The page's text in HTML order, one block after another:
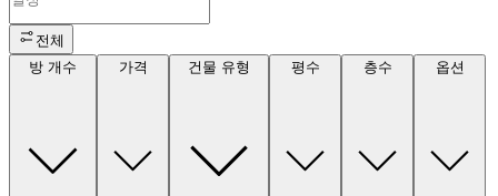
전체
방 개수
가격 건물 유형 평수 층수 옵션